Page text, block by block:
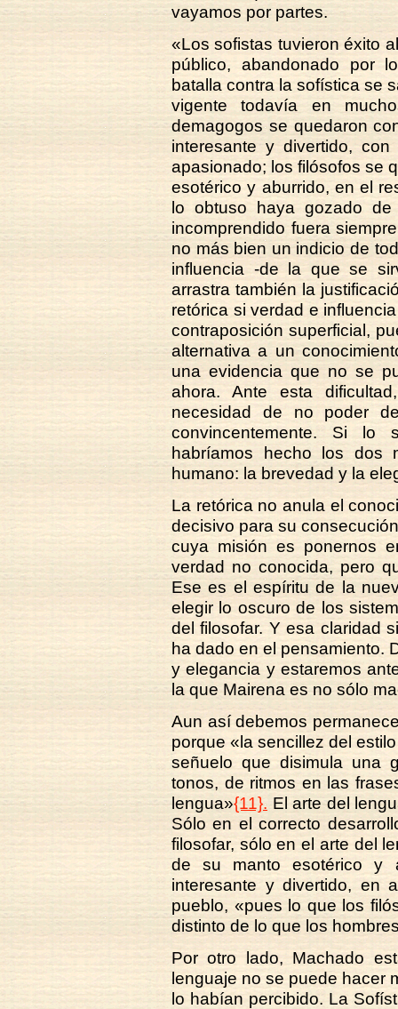
vayamos por partes.
«Los sofistas tuvieron éxito
público, abandonado por
batalla contra la sofística se
vigente todavía en
demagogos se quedaron
interesante y divertido,
apasionado; los filósofos se
esotérico y aburrido, en el
lo obtuso haya gozado
incomprendido fuera
no más bien un indicio de
influencia -de la que se
arrastra también la
retórica si verdad e
contraposición superficial,
alternativa a un
una evidencia que no se
ahora. Ante esta
necesidad de no poder
convincentemente. Si lo
habríamos hecho los dos
humano: la brevedad y la
La retórica no anula el
decisivo para su
cuya misión es ponernos
verdad no conocida, pero
Ese es el espíritu de la
elegir lo oscuro de los
del filosofar. Y esa claridad
ha dado en el pensamiento.
y elegancia y estaremos
la que Mairena es no sólo
Aun así debemos
porque «la sencillez del
señuelo que disimula una
tonos, de ritmos en las
lengua»{11}. El arte del
Sólo en el correcto
filosofar, sólo en el arte del
de su manto esotérico y
interesante y divertido, en
pueblo, «pues lo que los
distinto de lo que los
Por otro lado, Machado
lenguaje no se puede hacer
lo habían percibido. La